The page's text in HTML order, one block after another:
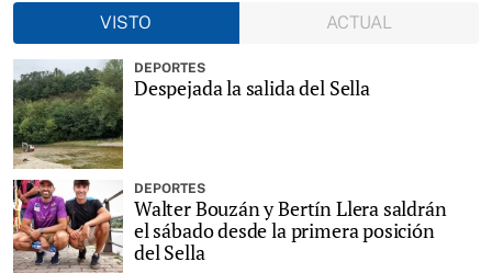
VISTO
ACTUAL
DEPORTES
Despejada la salida del Sella
DEPORTES
Walter Bouzán y Bertín Llera saldrán
el sábado desde la primera posición
del Sella